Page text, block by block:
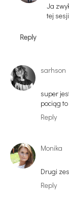
Ja
tej
Reply
sarhson
super
pociąg
Reply
Monika
Drugi
Reply